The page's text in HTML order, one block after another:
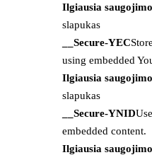
Ilgiausia
slapukas
__Secure-YEC
using embedded
Ilgiausia
slapukas
__Secure-YNID
embedded content.
Ilgiausia